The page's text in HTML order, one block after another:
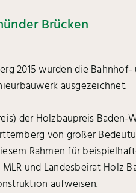
Brücken
2015 wurden die
ausgezeichnet.
der Holzbaupreis
von großer
Rahmen für
und Landesbeirat
aufweisen.